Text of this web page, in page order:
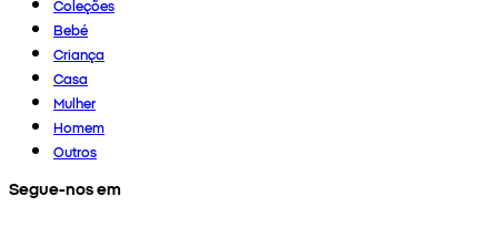
Coleções
Bebé
Criança
Casa
Mulher
Homem
Outros
Segue-nos em